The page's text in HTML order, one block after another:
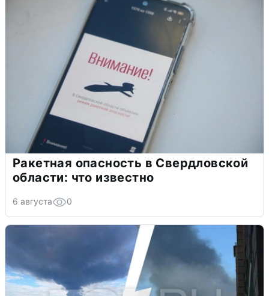
Ракетная опасность в Свердловской
области: что известно
6 августа 0